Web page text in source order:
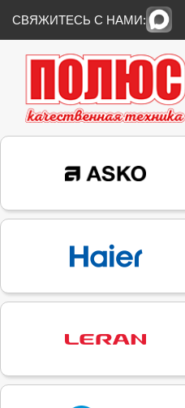
СВЯЖИТЕСЬ С НАМИ: